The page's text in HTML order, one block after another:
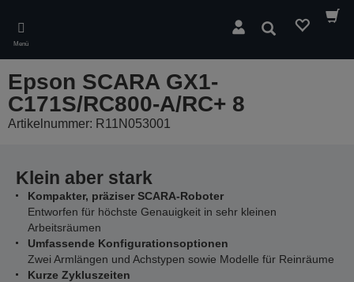
main
content
Menü
Suchen
Epson SCARA GX1-
C171S/RC800-A/RC+ 8
Artikelnummer: R11N053001
Klein aber stark
Kompakter, präziser SCARA-Roboter
Entworfen für höchste Genauigkeit in sehr kleinen
Arbeitsräumen
Umfassende Konfigurationsoptionen
Zwei Armlängen und Achstypen sowie Modelle für Reinräume
Kurze Zykluszeiten